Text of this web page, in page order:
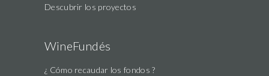
Descubrir los proyectos
WineFundés
¿ Cómo recaudar los fondos ?